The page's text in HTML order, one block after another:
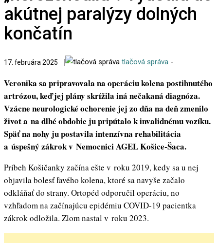
akútnej paralýzy dolných
končatín
17. februára 2025 tlačová správa -
Veronika sa pripravovala na operáciu kolena postihnutého
artrózou, keď jej plány skrížila iná nečakaná diagnóza.
Vzácne neurologické ochorenie jej zo dňa na deň zmenilo
život a na dlhé obdobie ju pripútalo k invalidnému vozíku.
Späť na nohy ju postavila intenzívna rehabilitácia
a úspešný zákrok v Nemocnici AGEL Košice-Šaca.
Príbeh Košičanky začína ešte v roku 2019, kedy sa u nej
objavila bolesť ľavého kolena, ktoré sa navyše začalo
odkláňať do strany. Ortopéd odporučil operáciu, no
vzhľadom na začínajúcu epidémiu COVID-19 pacientka
zákrok odložila. Zlom nastal v roku 2023.